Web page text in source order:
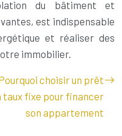
du bâtiment et
est indispensable
et réaliser des
immobilier.
choisir un prêt
taux fixe pour financer
son appartement